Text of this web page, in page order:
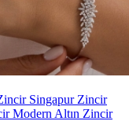
Singapur Zincir
Modern Altın Zincir